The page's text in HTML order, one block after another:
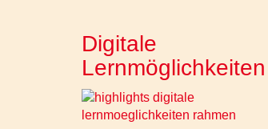
Digitale
Lernmöglichkeiten